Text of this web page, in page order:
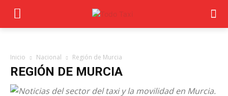
Inicio Nacional Región de Murcia
REGIÓN DE MURCIA